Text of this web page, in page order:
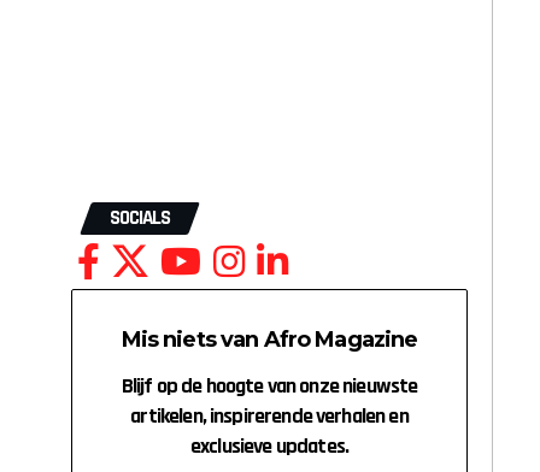
SOCIALS
Mis niets van Afro Magazine
Blijf op de hoogte van onze nieuwste
artikelen, inspirerende verhalen en
exclusieve updates.